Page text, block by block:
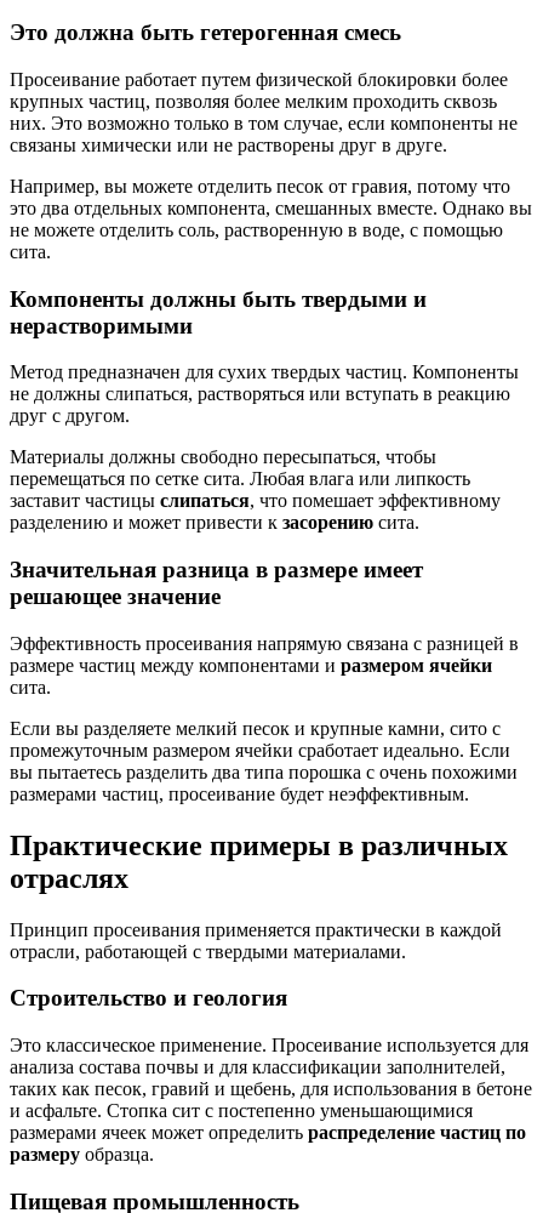
Это должна быть гетерогенная смесь
Просеивание работает путем физической блокировки более
крупных частиц, позволяя более мелким проходить сквозь
них. Это возможно только в том случае, если компоненты не
связаны химически или не растворены друг в друге.
Например, вы можете отделить песок от гравия, потому что
это два отдельных компонента, смешанных вместе. Однако вы
не можете отделить соль, растворенную в воде, с помощью
сита.
Компоненты должны быть твердыми и
нерастворимыми
Метод предназначен для сухих твердых частиц. Компоненты
не должны слипаться, растворяться или вступать в реакцию
друг с другом.
Материалы должны свободно пересыпаться, чтобы
перемещаться по сетке сита. Любая влага или липкость
заставит частицы слипаться, что помешает эффективному
разделению и может привести к засорению сита.
Значительная разница в размере имеет
решающее значение
Эффективность просеивания напрямую связана с разницей в
размере частиц между компонентами и размером ячейки
сита.
Если вы разделяете мелкий песок и крупные камни, сито с
промежуточным размером ячейки сработает идеально. Если
вы пытаетесь разделить два типа порошка с очень похожими
размерами частиц, просеивание будет неэффективным.
Практические примеры в различных
отраслях
Принцип просеивания применяется практически в каждой
отрасли, работающей с твердыми материалами.
Строительство и геология
Это классическое применение. Просеивание используется для
анализа состава почвы и для классификации заполнителей,
таких как песок, гравий и щебень, для использования в бетоне
и асфальте. Стопка сит с постепенно уменьшающимися
размерами ячеек может определить распределение частиц по
размеру образца.
Пищевая промышленность